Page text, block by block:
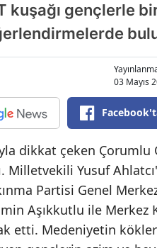
kuşağı gençlerle
03 Mayıs
dikkat çeken Çorumlu
Milletvekili Yusuf
Partisi Genel
Aşıkkutlu ile Merkez
etti. Medeniyetin